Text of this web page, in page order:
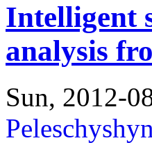
Intelligent
analysis
Sun, 2012-